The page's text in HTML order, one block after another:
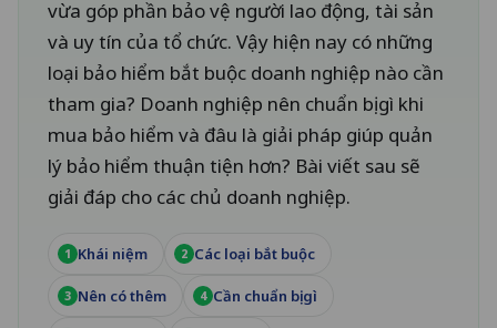
vừa góp phần bảo vệ người lao động, tài sản
và uy tín của tổ chức. Vậy hiện nay có những
loại bảo hiểm bắt buộc doanh nghiệp nào cần
tham gia? Doanh nghiệp nên chuẩn bị gì khi
mua bảo hiểm và đâu là giải pháp giúp quản
lý bảo hiểm thuận tiện hơn? Bài viết sau sẽ
giải đáp cho các chủ doanh nghiệp.
1 Khái niệm 2 Các loại bắt buộc
3 Nên có thêm 4 Cần chuẩn bị gì